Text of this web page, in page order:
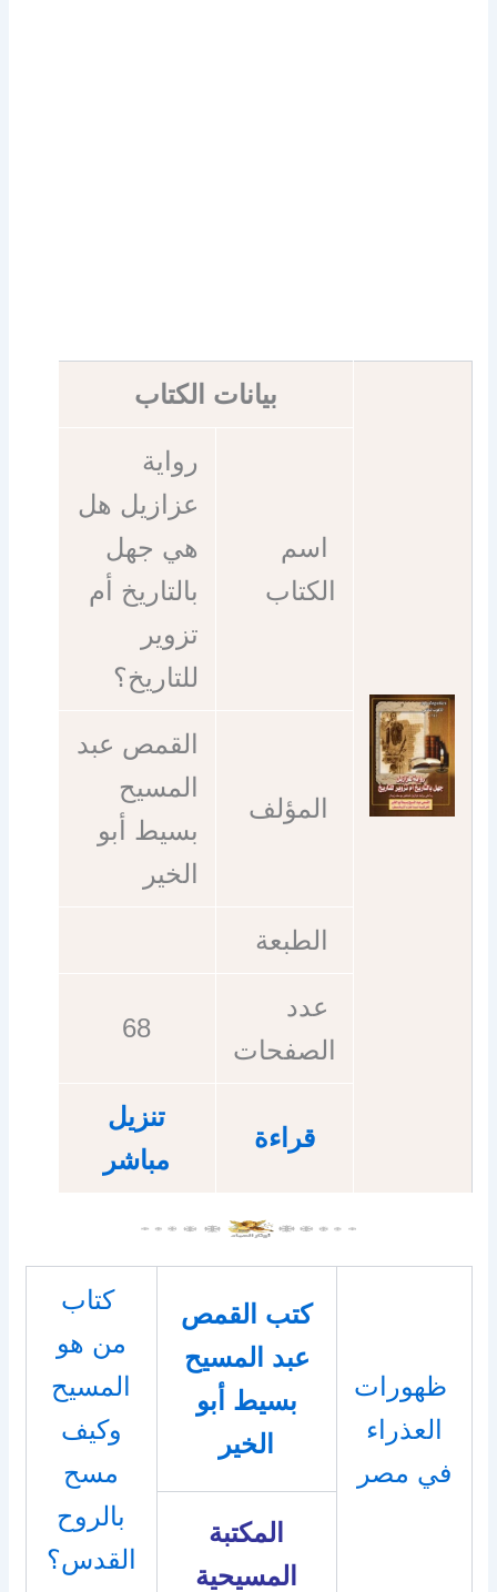
بيانات الكتاب
اسم
الكتاب
رواية
عزازيل هل
هي جهل
بالتاريخ أم
تزوير
للتاريخ؟
المؤلف
القمص عبد
المسيح
بسيط أبو
الخير
الطبعة
عدد
الصفحات
68
قراءة
تنزيل
مباشر
ظهورات
العذراء
في مصر
كتب القمص
عبد المسيح
بسيط أبو
الخير
كتاب
من هو
المسيح
وكيف
مسح
بالروح
القدس؟
المكتبة
المسيحية